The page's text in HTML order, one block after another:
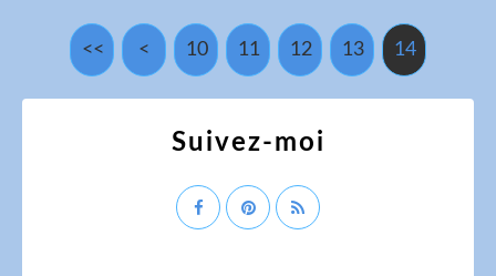
<< < 10 11 12 13 14
Suivez-moi